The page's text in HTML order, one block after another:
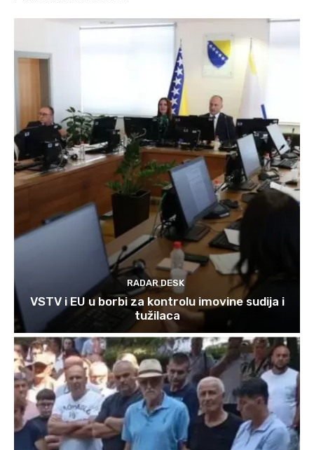
RADAR DESK
VSTV i EU u borbi za kontrolu imovine sudija i
tužilaca